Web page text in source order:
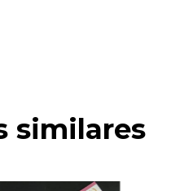
similares